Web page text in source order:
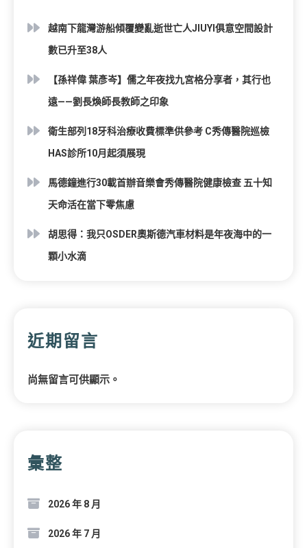
越南下龍灣游船傾覆變亂逝世亡人JIUYI俱意空間設計
數已升至38人
【孫祥偉 葉彥岑】儒之年夜找九宮格分享者，其行也
遠——劉長煥師長教師之印象
衛生部列18牙科治療收費標準供參考 C秀傳醫院巡檢
HAS診所10月起須展現
馬德鐘進行30載首辦音樂會秀傳醫院健康檢查 五十知
天命活在當下零焦慮
胡思得：我只OSDER奧斯德汽車材料是年夜海中的一
顆小水滴
近期留言
尚無留言可供顯示。
彙整
2026 年 8 月
2026 年 7 月